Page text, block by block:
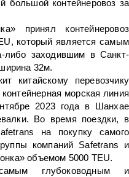
контейнеровоз за
принял контейнеровоз
который является самым
либо заходившим в Санкт-
32м.
китайскому перевозчику
морская линия
2023 года в Шанхае
Во время поездки, в
на покупку самого
компаний Safetrans и
объемом 5000 TEU.
глубоководным и